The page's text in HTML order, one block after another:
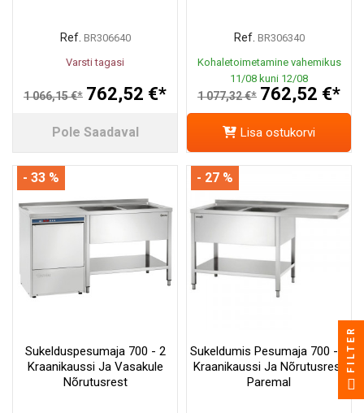
Ref. BR306640
Varsti tagasi
1 066,15 €* 762,52 €*
Pole Saadaval
Ref. BR306340
Kohaletoimetamine vahemikus
11/08 kuni 12/08
1 077,32 €* 762,52 €*
Lisa ostukorvi
Sukelduspesumaja 700 - 2
Kraanikaussi Ja Vasakule
Nõrutusrest
- 33 %
Sukeldumis Pesumaja 700 - 2
Kraanikaussi Ja Nõrutusrest
Paremal
- 27 %
FILTER